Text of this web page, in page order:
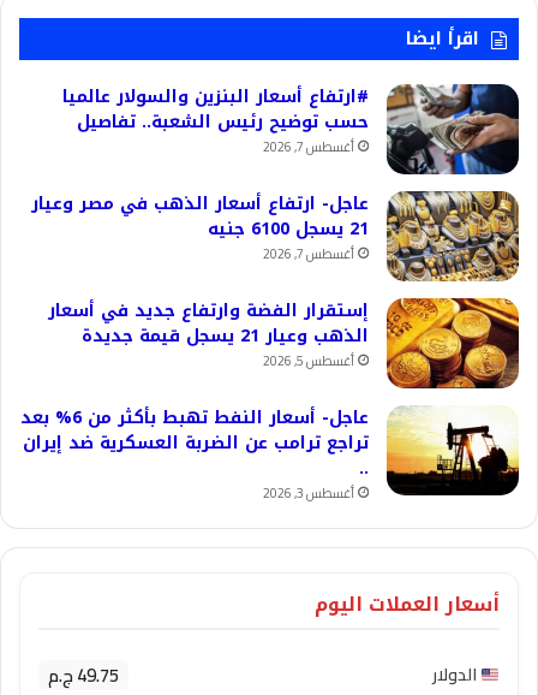
اقرأ ايضا
#ارتفاع أسعار البنزين والسولار عالميا
حسب توضيح رئيس الشعبة.. تفاصيل
أغسطس 7, 2026
عاجل- ارتفاع أسعار الذهب في مصر وعيار
21 يسجل 6100 جنيه
أغسطس 7, 2026
إستقرار الفضة وارتفاع جديد في أسعار
الذهب وعيار 21 يسجل قيمة جديدة
أغسطس 5, 2026
عاجل- أسعار النفط تهبط بأكثر من 6% بعد
تراجع ترامب عن الضربة العسكرية ضد إيران
..
أغسطس 3, 2026
أسعار العملات اليوم
الدولار 49.75 ج.م